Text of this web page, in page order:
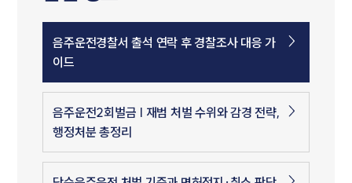
음주운전경찰서 출석 연락 후 경찰조사 대응 가
이드
음주운전2회벌금 | 재범 처벌 수위와 감경 전략,
행정처분 총정리